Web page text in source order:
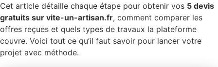
Cet article détaille chaque étape pour obtenir vos 5 devis
gratuits sur vite-un-artisan.fr, comment comparer les
offres reçues et quels types de travaux la plateforme
couvre. Voici tout ce qu’il faut savoir pour lancer votre
projet avec méthode.